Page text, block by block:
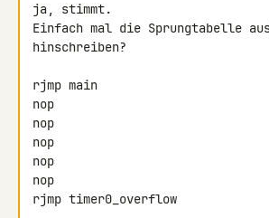
ja, stimmt.
Einfach mal die Sprungtabelle
hinschreiben?
rjmp main
nop
nop
nop
nop
nop
rjmp timer0_overflow